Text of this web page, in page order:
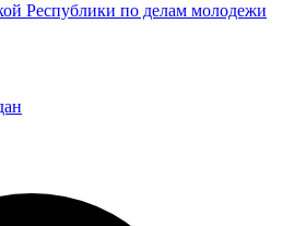
Республики по делам молодежи